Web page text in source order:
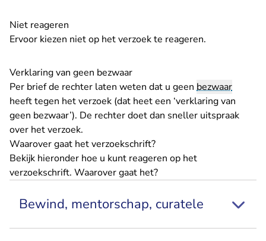
Niet reageren
Ervoor kiezen niet op het verzoek te reageren.
Verklaring van geen bezwaar
Per brief de rechter laten weten dat u geen bezwaar
heeft tegen het verzoek (dat heet een ‘verklaring van
geen bezwaar’). De rechter doet dan sneller uitspraak
over het verzoek.
Waarover gaat het verzoekschrift?
Bekijk hieronder hoe u kunt reageren op het
verzoekschrift. Waarover gaat het?
Bewind, mentorschap, curatele